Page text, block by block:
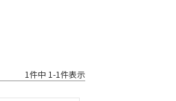
1件中 1-1件表示